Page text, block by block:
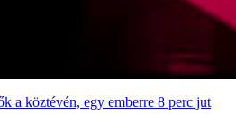
a köztévén, egy emberre 8 perc jut